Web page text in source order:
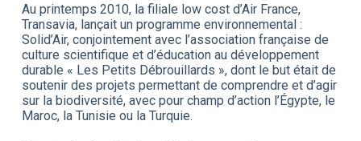
Au printemps 2010, la filiale low cost d’Air France,
Transavia, lançait un programme environnemental :
Solid’Air, conjointement avec l’association française de
culture scientifique et d’éducation au développement
durable « Les Petits Débrouillards », dont le but était de
soutenir des projets permettant de comprendre et d’agir
sur la biodiversité, avec pour champ d’action l’Égypte, le
Maroc, la Tunisie ou la Turquie.